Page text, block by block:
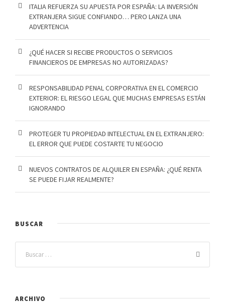
ITALIA REFUERZA SU APUESTA POR ESPAÑA: LA INVERSIÓN
EXTRANJERA SIGUE CONFIANDO… PERO LANZA UNA
ADVERTENCIA
¿QUÉ HACER SI RECIBE PRODUCTOS O SERVICIOS
FINANCIEROS DE EMPRESAS NO AUTORIZADAS?
RESPONSABILIDAD PENAL CORPORATIVA EN EL COMERCIO
EXTERIOR: EL RIESGO LEGAL QUE MUCHAS EMPRESAS ESTÁN
IGNORANDO
PROTEGER TU PROPIEDAD INTELECTUAL EN EL EXTRANJERO:
EL ERROR QUE PUEDE COSTARTE TU NEGOCIO
NUEVOS CONTRATOS DE ALQUILER EN ESPAÑA: ¿QUÉ RENTA
SE PUEDE FIJAR REALMENTE?
BUSCAR
ARCHIVO